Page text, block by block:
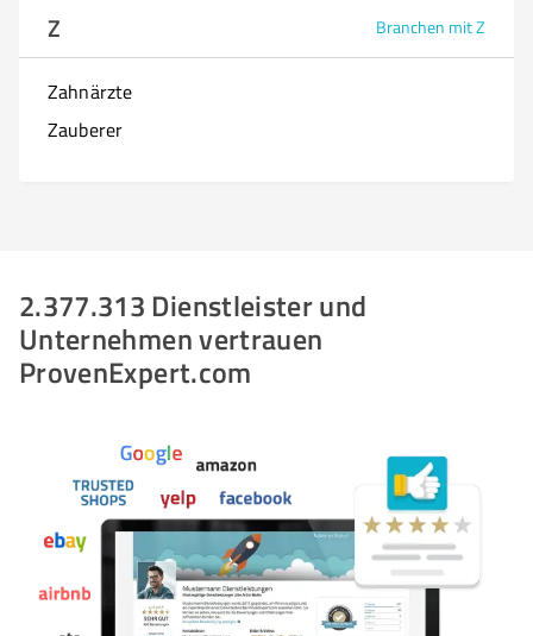
Z Branchen mit Z
Zahnärzte
Zauberer
2.377.313 Dienstleister und
Unternehmen vertrauen
ProvenExpert.com